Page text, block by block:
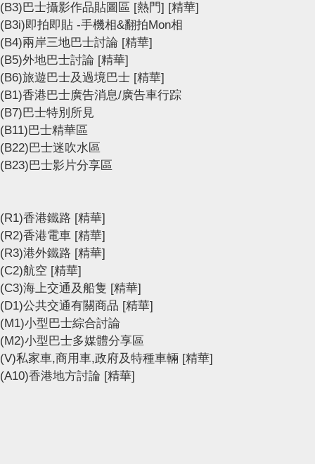
(B3)巴士攝影作品貼圖區 [熱門] [精華]
(B3i)即拍即貼 -手機相&翻拍Mon相
(B4)兩岸三地巴士討論 [精華]
(B5)外地巴士討論 [精華]
(B6)旅遊巴士及過境巴士 [精華]
(B1)香港巴士廣告消息/廣告車行踪
(B7)巴士特別所見
(B11)巴士精華區
(B22)巴士迷吹水區
(B23)巴士影片分享區
(R1)香港鐵路 [精華]
(R2)香港電車 [精華]
(R3)港外鐵路 [精華]
(C2)航空 [精華]
(C3)海上交通及船隻 [精華]
(D1)公共交通有關商品 [精華]
(M1)小型巴士綜合討論
(M2)小型巴士多媒體分享區
(V)私家車,商用車,政府及特種車輛 [精華]
(A10)香港地方討論 [精華]